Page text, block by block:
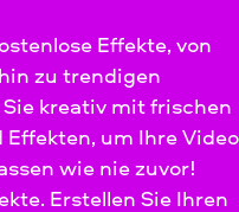
Effekte, von
zu trendigen
kreativ mit frischen
um Ihre
wie nie zuvor!
Erstellen Sie Ihren